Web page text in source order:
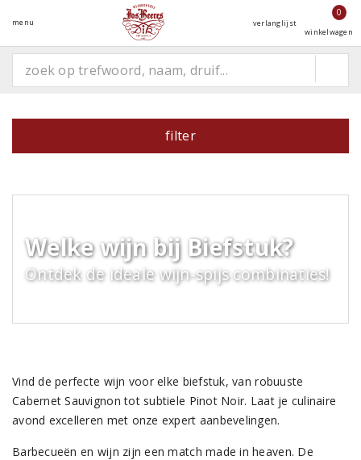
menu verlanglijst
0
winkelwagen
filter
Welke wijn bij Biefstuk?
Ontdek de ideale wijn-spijs combinaties!
Vind de perfecte wijn voor elke biefstuk, van robuuste
Cabernet Sauvignon tot subtiele Pinot Noir. Laat je culinaire
avond excelleren met onze expert aanbevelingen.
Barbecueën en wijn zijn een match made in heaven. De